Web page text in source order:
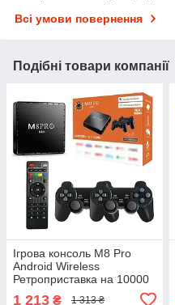
Всі умови повернення
Подібні товари компанії
Ігрова консоль M8 Pro
Android Wireless
Ретроприставка на 10000
1 213 ₴ 1 313 ₴